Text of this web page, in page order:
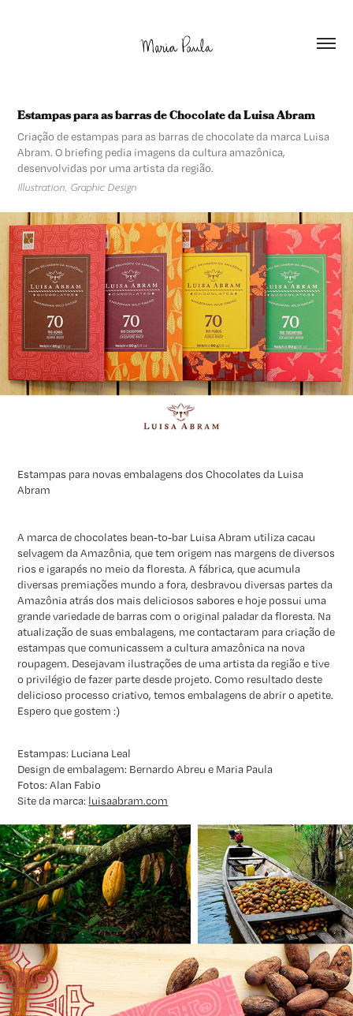
Estampas para as barras de Chocolate da Luisa Abram
Criação de estampas para as barras de chocolate da marca Luisa
Abram. O briefing pedia imagens da cultura amazônica,
desenvolvidas por uma artista da região.
Illustration, Graphic Design
Estampas para novas embalagens dos Chocolates da Luisa
Abram
A marca de chocolates bean-to-bar Luisa Abram utiliza cacau
selvagem da Amazônia, que tem origem nas margens de diversos
rios e igarapés no meio da floresta. A fábrica, que acumula
diversas premiações mundo a fora, desbravou diversas partes da
Amazônia atrás dos mais deliciosos sabores e hoje possui uma
grande variedade de barras com o original paladar da floresta. Na
atualização de suas embalagens, me contactaram para criação de
estampas que comunicassem a cultura amazônica na nova
roupagem. Desejavam ilustrações de uma artista da região e tive
o privilégio de fazer parte desde projeto. Como resultado deste
delicioso processo criativo, temos embalagens de abrir o apetite.
Espero que gostem :)
Estampas: Luciana Leal
Design de embalagem: Bernardo Abreu e Maria Paula
Fotos: Alan Fabio
Site da marca: luisaabram.com